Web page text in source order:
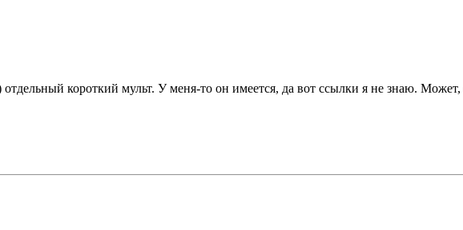
отдельный короткий мульт. У меня-то он имеется, да вот ссылки я не знаю.